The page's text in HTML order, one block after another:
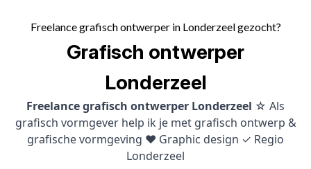
Freelance grafisch ontwerper in Londerzeel gezocht?
Grafisch ontwerper
Londerzeel
Freelance grafisch ontwerper Londerzeel ☆ Als
grafisch vormgever help ik je met grafisch ontwerp &
grafische vormgeving ♥ Graphic design ✓ Regio
Londerzeel